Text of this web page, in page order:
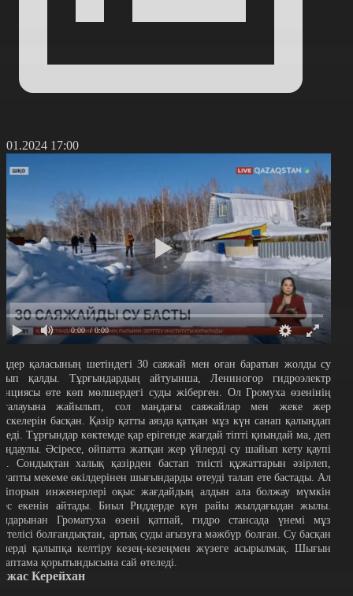
17:00
0:00 / 0:00
қаласының шетіндегі 30 саяжай мен оған баратын жолды су
қалды. Тұрғындардың айтуынша, Лениногор гидроэлектр
өте көп мөлшердегі суды жіберген. Ол Громуха өзенінің
жайылып, сол маңдағы саяжайлар мен жеке жер
басқан. Қазір қатты аязда қатқан мұз күн санап қалыңдап
Тұрғындар көктемде қар ерігенде жағдай тіпті қиындай ма, деп
Әсіресе, ойпатта жатқан жер үйлерді су шайып кету қаупі
Сондықтан халық қазірден бастап тиісті құжаттарын әзірлеп,
мекеме өкілдерінен шығындарды өтеуді талап ете бастады. Ал
инженерлері оқыс жағдайдың алдын ала болжау мүмкін
екенін айтады. Биыл Риддерде күн райы жылдағыдан жылы.
Громатуха өзені қатпай, гидро стансада үнемі мұз
болғандықтан, артық суды ағызуға мәжбүр болған. Су басқан
қалыпқа келтіру кезең-кезеңмен жүзеге асырылмақ. Шығын
қорытындысына сай өтеледі.
Керейхан